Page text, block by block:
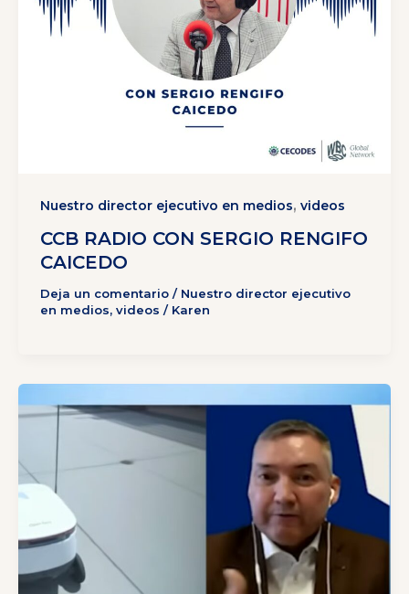
Nuestro director ejecutivo en medios, videos
CCB RADIO CON SERGIO RENGIFO
CAICEDO
Deja un comentario / Nuestro director ejecutivo
en medios, videos / Karen